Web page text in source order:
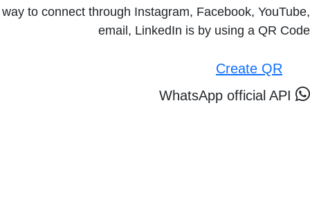
way to connect through Instagram, Facebook, YouTube,
email, LinkedIn is by using a QR Code
Create QR